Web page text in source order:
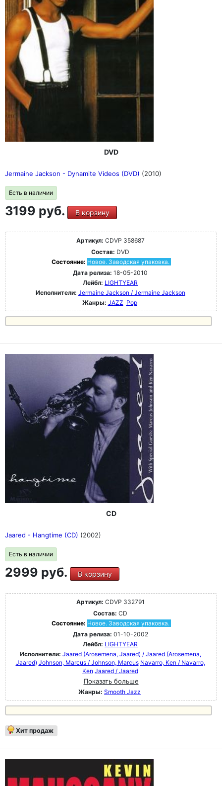
DVD
Jermaine Jackson - Dynamite Videos (DVD) (2010)
Есть в наличии
3199 руб. В корзину
Артикул: CDVP 358687
Состав: DVD
Состояние: Новое. Заводская упаковка.
Дата релиза: 18-05-2010
Лейбл: LIGHTYEAR
Исполнители: Jermaine Jackson / Jermaine Jackson
Жанры: JAZZ Pop
CD
Jaared - Hangtime (CD) (2002)
Есть в наличии
2999 руб. В корзину
Артикул: CDVP 332791
Состав: CD
Состояние: Новое. Заводская упаковка.
Дата релиза: 01-10-2002
Лейбл: LIGHTYEAR
Исполнители: Jaared (Arosemena, Jaared) / Jaared (Arosemena,
Jaared) Johnson, Marcus / Johnson, Marcus Navarro, Ken / Navarro,
Ken Jaared / Jaared
Показать больше
Жанры: Smooth Jazz
Хит продаж